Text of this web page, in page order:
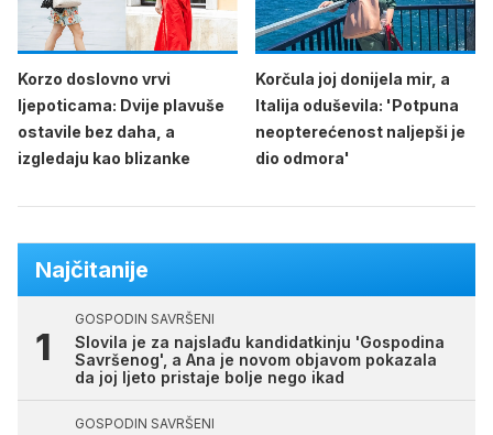
Korzo doslovno vrvi
ljepoticama: Dvije plavuše
ostavile bez daha, a
izgledaju kao blizanke
Korčula joj donijela mir, a
Italija oduševila: 'Potpuna
neopterećenost naljepši je
dio odmora'
Najčitanije
GOSPODIN SAVRŠENI
Slovila je za najslađu kandidatkinju 'Gospodina
Savršenog', a Ana je novom objavom pokazala
da joj ljeto pristaje bolje nego ikad
GOSPODIN SAVRŠENI